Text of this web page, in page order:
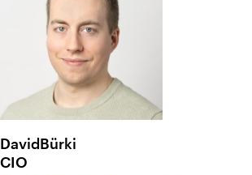
DavidBürki
CIO